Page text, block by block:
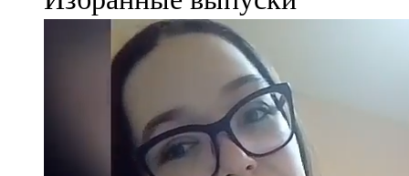
107,8 FM
Теләче
106,1 FM
Түбән Кама